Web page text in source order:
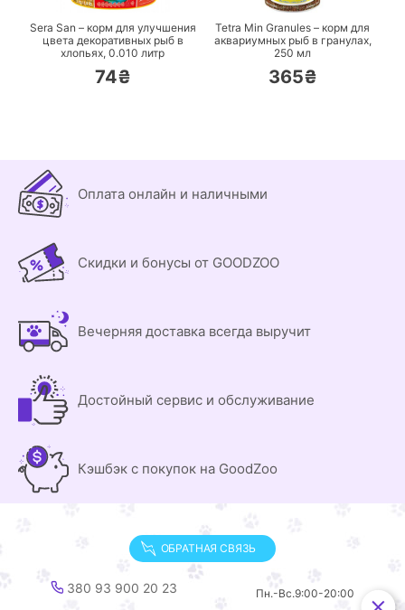
Sera San – корм для улучшения
цвета декоративных рыб в
хлопьях, 0.010 литр
74₴
Tetra Min Granules – корм для
аквариумных рыб в гранулах,
250 мл
365₴
Оплата онлайн и наличными
Скидки и бонусы от GOODZOO
Вечерняя доставка всегда выручит
Достойный сервис и обслуживание
Кэшбэк с покупок на GoodZoo
ОБРАТНАЯ СВЯЗЬ
380 93 900 20 23 Пн.-Вс.9:00-20:00